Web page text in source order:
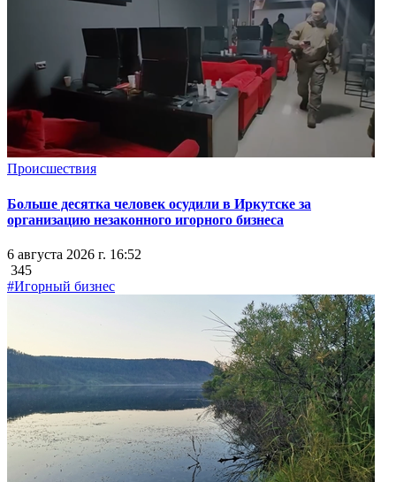
Происшествия
Больше десятка человек осудили в Иркутске за
организацию незаконного игорного бизнеса
6 августа 2026 г. 16:52
345
#Игорный бизнес